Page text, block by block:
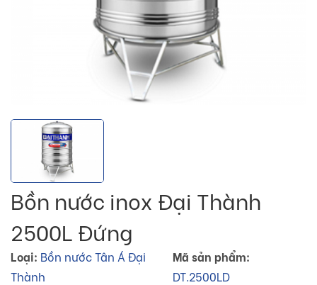
Bồn nước inox Đại Thành
2500L Đứng
Loại: Bồn nước Tân Á Đại
Thành
Mã sản phẩm:
DT.2500LD